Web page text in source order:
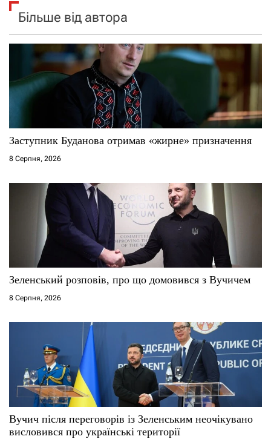
Більше від автора
Заступник Буданова отримав «жирне» призначення
8 Серпня, 2026
Зеленський розповів, про що домовився з Вучичем
8 Серпня, 2026
Вучич після переговорів із Зеленським неочікувано
висловився про українські території